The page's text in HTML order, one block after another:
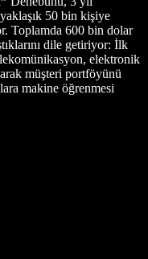
50 bin kişiye
Toplamda 600 bin dolar
dile getiriyor: İlk
elektronik
müşteri portföyünü
makine öğrenmesi